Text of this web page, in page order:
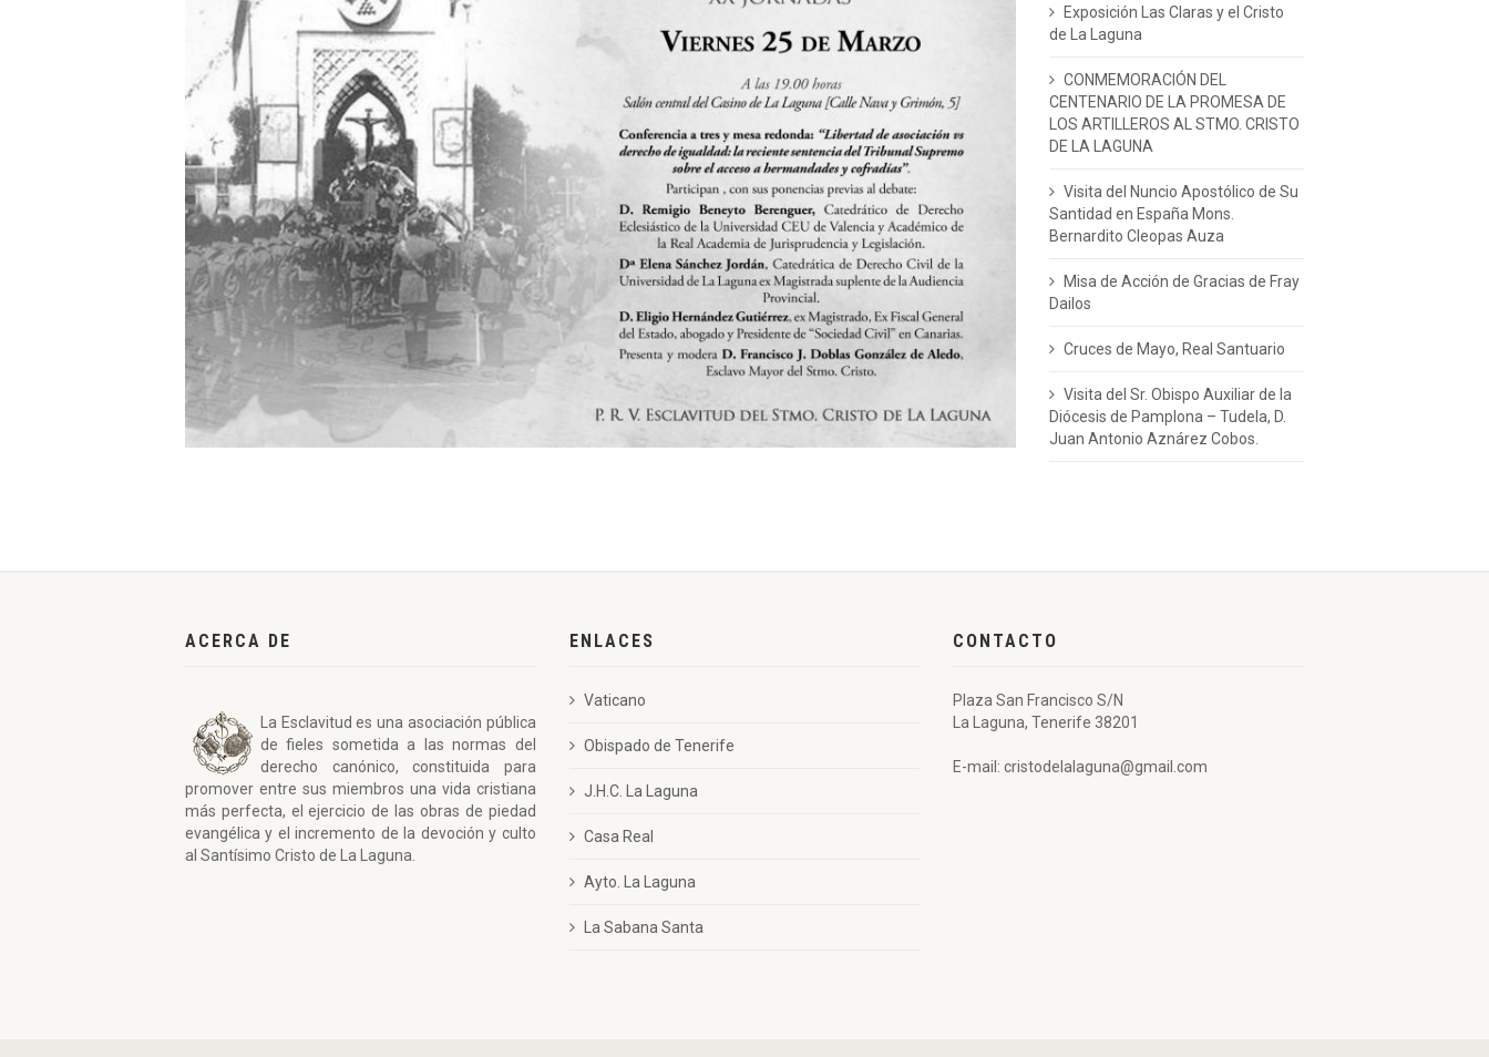
Exposición Las Claras y el Cristo
de La Laguna
CONMEMORACIÓN DEL
CENTENARIO DE LA PROMESA DE
LOS ARTILLEROS AL STMO. CRISTO
DE LA LAGUNA
Visita del Nuncio Apostólico de Su
Santidad en España Mons.
Bernardito Cleopas Auza
Misa de Acción de Gracias de Fray
Dailos
Cruces de Mayo, Real Santuario
Visita del Sr. Obispo Auxiliar de la
Diócesis de Pamplona – Tudela, D.
Juan Antonio Aznárez Cobos.
ACERCA DE
La Esclavitud es una asociación pública
de fieles sometida a las normas del
derecho canónico, constituida para
promover entre sus miembros una vida cristiana
más perfecta, el ejercicio de las obras de piedad
evangélica y el incremento de la devoción y culto
al Santísimo Cristo de La Laguna.
ENLACES
Vaticano
Obispado de Tenerife
J.H.C. La Laguna
Casa Real
Ayto. La Laguna
La Sabana Santa
CONTACTO
Plaza San Francisco S/N
La Laguna, Tenerife 38201
E-mail: cristodelalaguna@gmail.com